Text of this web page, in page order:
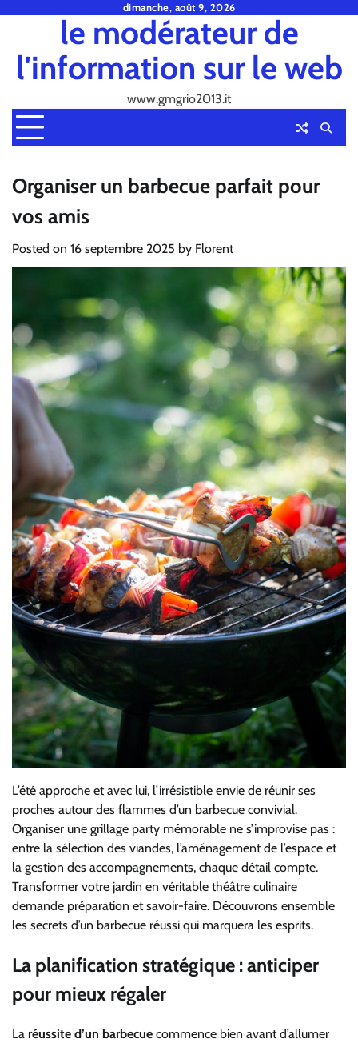
dimanche, août 9, 2026
le modérateur de
l'information sur le web
www.gmgrio2013.it
Organiser un barbecue parfait pour
vos amis
Posted on 16 septembre 2025 by Florent
L’été approche et avec lui, l’irrésistible envie de réunir ses
proches autour des flammes d’un barbecue convivial.
Organiser une grillage party mémorable ne s’improvise pas :
entre la sélection des viandes, l’aménagement de l’espace et
la gestion des accompagnements, chaque détail compte.
Transformer votre jardin en véritable théâtre culinaire
demande préparation et savoir-faire. Découvrons ensemble
les secrets d’un barbecue réussi qui marquera les esprits.
La planification stratégique : anticiper
pour mieux régaler
La réussite d’un barbecue commence bien avant d’allumer